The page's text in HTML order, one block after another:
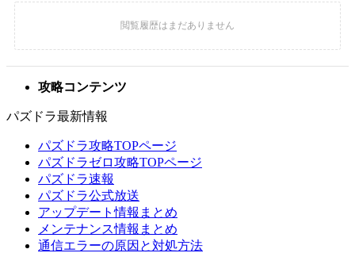
攻略コンテンツ
パズドラ最新情報
パズドラ攻略TOPページ
パズドラゼロ攻略TOPページ
パズドラ速報
パズドラ公式放送
アップデート情報まとめ
メンテナンス情報まとめ
通信エラーの原因と対処方法